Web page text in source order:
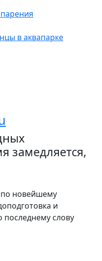
в аквапарке
замедляется,
по новейшему
и
слову